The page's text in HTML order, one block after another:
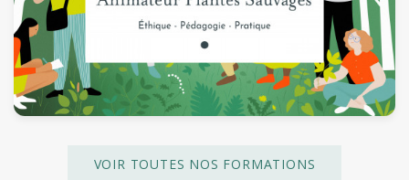
VOIR TOUTES NOS FORMATIONS